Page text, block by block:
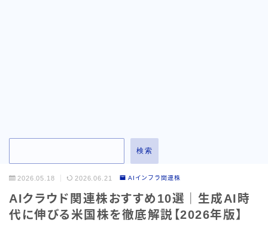
検索
2026.05.18 2026.06.21 AIインフラ関連株
AIクラウド関連株おすすめ10選｜生成AI時
代に伸びる米国株を徹底解説【2026年版】